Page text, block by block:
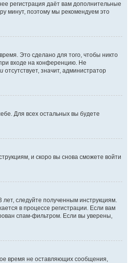
регистрация даёт вам дополнительные
минут, поэтому мы рекомендуем это
Это сделано для того, чтобы никто
входе на конференцию. Не
отсутствует, значит, администратор
Для всех остальных вы будете
и скоро вы снова сможете войти
следуйте полученным инструкциям.
в процессе регистрации. Если вам
спам-фильтром. Если вы уверены,
время не оставляющих сообщения,